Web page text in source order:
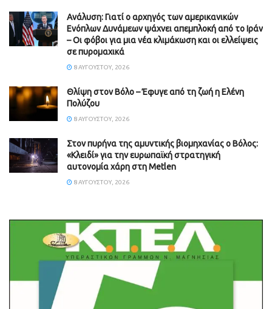
Ανάλυση: Γιατί ο αρχηγός των αμερικανικών
Ενόπλων Δυνάμεων ψάχνει απεμπλοκή από το Ιράν
– Οι φόβοι για μια νέα κλιμάκωση και οι ελλείψεις
σε πυρομαχικά
8 ΑΥΓΟΎΣΤΟΥ, 2026
Θλίψη στον Βόλο – Έφυγε από τη ζωή η Ελένη
Πολύζου
8 ΑΥΓΟΎΣΤΟΥ, 2026
Στον πυρήνα της αμυντικής βιομηχανίας ο Βόλος:
«Κλειδί» για την ευρωπαϊκή στρατηγική
αυτονομία χάρη στη Metlen
8 ΑΥΓΟΎΣΤΟΥ, 2026